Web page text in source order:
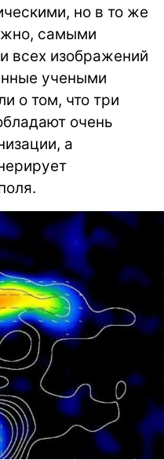
но в то же
самыми
всех изображений
учеными
о том, что три
очень
а